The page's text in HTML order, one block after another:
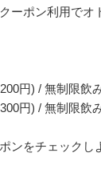
ーポン利用でオ
円) / 無制限飲
円) / 無制限飲
ンをチェックし